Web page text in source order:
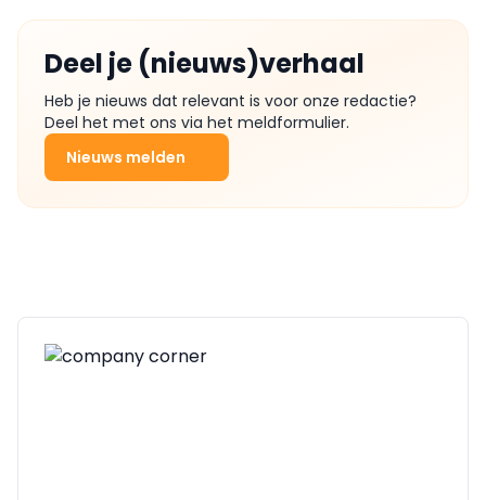
Deel je (nieuws)verhaal
Heb je nieuws dat relevant is voor onze redactie?
Deel het met ons via het meldformulier.
Nieuws melden